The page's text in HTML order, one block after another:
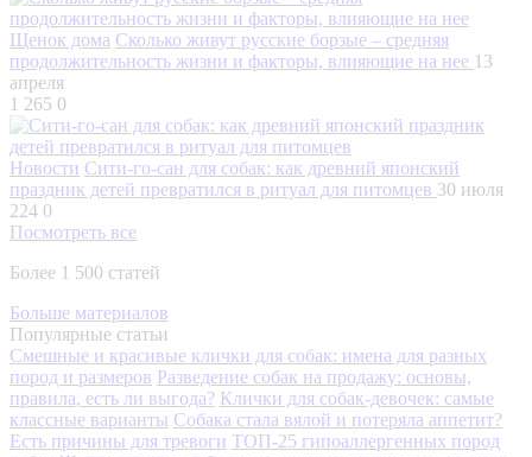
Щенок дома Сколько живут русские борзые – средняя
продолжительность жизни и факторы, влияющие на нее 13
апреля
1 265 0
Новости Сити-го-сан для собак: как древний японский
праздник детей превратился в ритуал для питомцев 30 июля
224 0
Посмотреть все
Более 1 500 статей
Больше материалов
Популярные статьи
Смешные и красивые клички для собак: имена для разных
пород и размеров Разведение собак на продажу: основы,
правила, есть ли выгода? Клички для собак-девочек: самые
классные варианты Собака стала вялой и потеряла аппетит?
Есть причины для тревоги ТОП-25 гипоаллергенных пород